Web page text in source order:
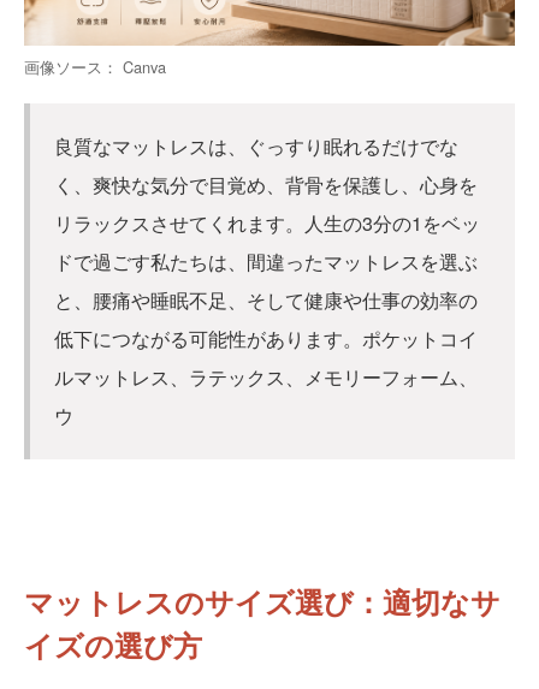
画像ソース： Canva
良質なマットレスは、ぐっすり眠れるだけでな
く、爽快な気分で目覚め、背骨を保護し、心身を
リラックスさせてくれます。人生の3分の1をベッ
ドで過ごす私たちは、間違ったマットレスを選ぶ
と、腰痛や睡眠不足、そして健康や仕事の効率の
低下につながる可能性があります。ポケットコイ
ルマットレス、ラテックス、メモリーフォーム、
ウ
マットレスのサイズ選び：適切なサ
イズの選び方